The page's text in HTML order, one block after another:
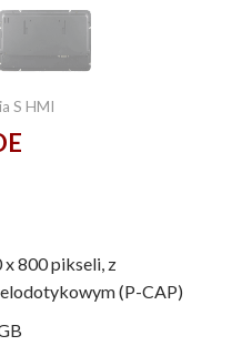
S HMI
x 800 pikseli, z
(P-CAP)